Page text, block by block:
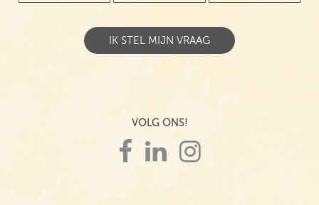
VOLG ONS!